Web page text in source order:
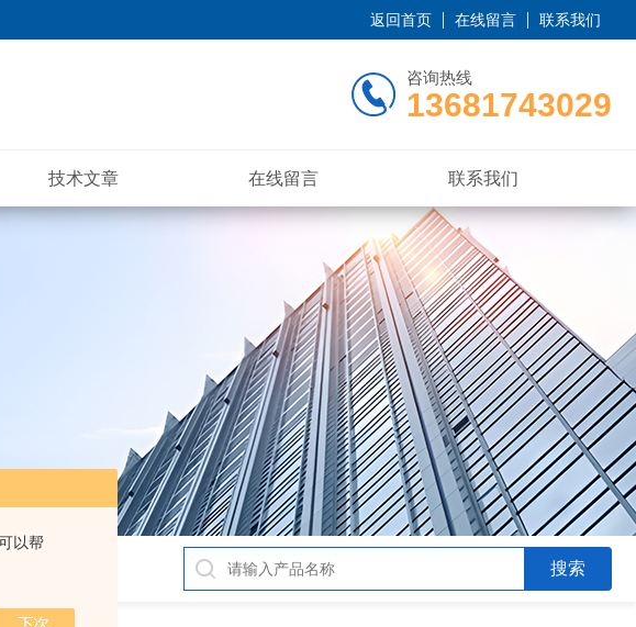
以帮
返回首页 在线留言 联系我们
咨询热线
13681743029
技术文章 在线留言 联系我们